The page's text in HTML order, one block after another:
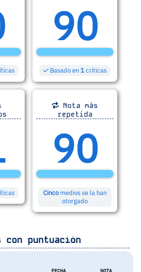
90
Basado en1críticas
Nota más
repetida
90
Cincomedios se la han
otorgado
puntuación